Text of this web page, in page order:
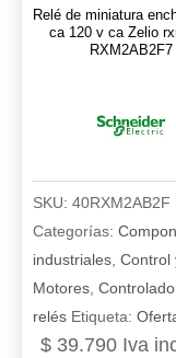
Relé de miniatura
ca 120 v ca Zelio
RXM2AB2F7
SKU: 40RXM2AB2F
Categorías:
industriales, Control
Motores,
relés Etiqueta:
$ 39.790 Iva